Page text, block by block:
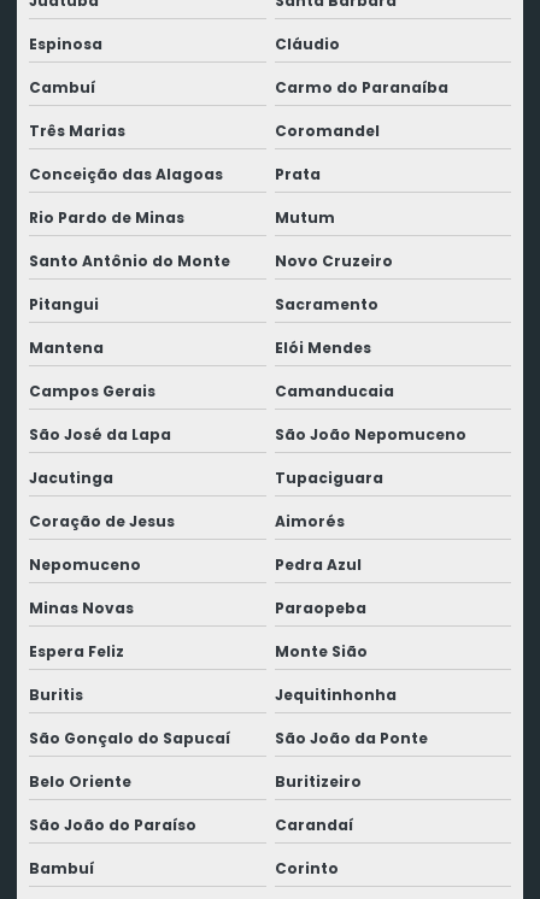
Espinosa Cláudio
Cambuí Carmo do Paranaíba
Três Marias Coromandel
Conceição das Alagoas Prata
Rio Pardo de Minas Mutum
Santo Antônio do Monte Novo Cruzeiro
Pitangui Sacramento
Mantena Elói Mendes
Campos Gerais Camanducaia
São José da Lapa São João Nepomuceno
Jacutinga Tupaciguara
Coração de Jesus Aimorés
Nepomuceno Pedra Azul
Minas Novas Paraopeba
Espera Feliz Monte Sião
Buritis Jequitinhonha
São Gonçalo do Sapucaí São João da Ponte
Belo Oriente Buritizeiro
São João do Paraíso Carandaí
Bambuí Corinto